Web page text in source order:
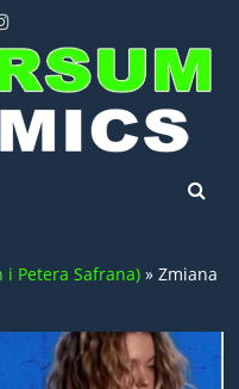
i Petera Safrana) »Zmiana